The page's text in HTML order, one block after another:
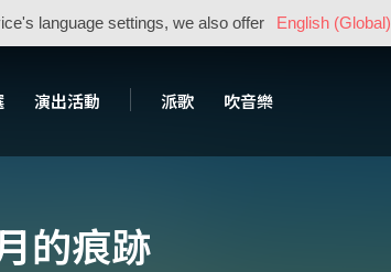
language settings, we also offer English (Global)
演出活動 派歌 吹音樂
的痕跡